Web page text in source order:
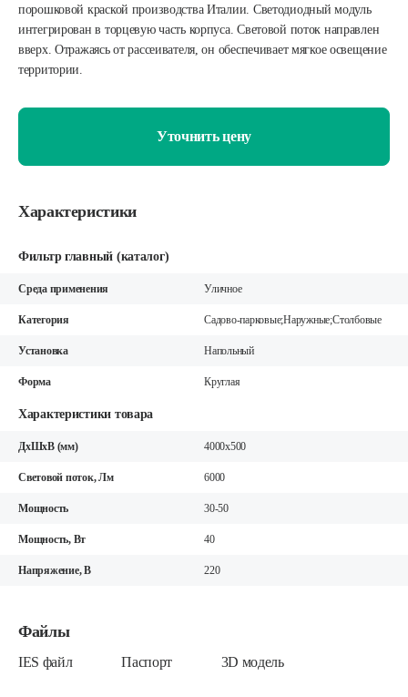
порошковой краской производства Италии. Светодиодный модуль
интегрирован в торцевую часть корпуса. Световой поток направлен
вверх. Отражаясь от рассеивателя, он обеспечивает мягкое освещение
территории.
Уточнить цену
Характеристики
Фильтр главный (каталог)
Среда применения Уличное
Категория Садово-парковые;Наружные;Столбовые
Установка Напольный
Форма Круглая
Характеристики товара
ДхШхВ (мм) 4000x500
Световой поток, Лм 6000
Мощность 30-50
Мощность, Вт 40
Напряжение, В 220
Файлы
IES файл Паспорт 3D модель